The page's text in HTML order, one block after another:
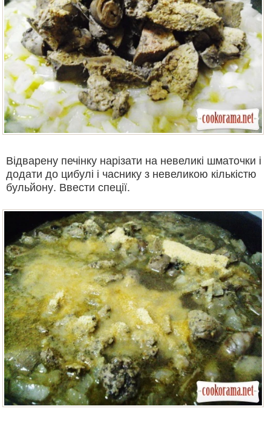
Відварену печінку нарізати на невеликі шматочки і
додати до цибулі і часнику з невеликою кількістю
бульйону. Ввести спеції.